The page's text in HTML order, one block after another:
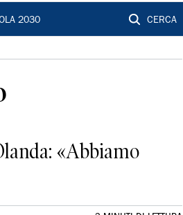
2030 CERCA
«Abbiamo